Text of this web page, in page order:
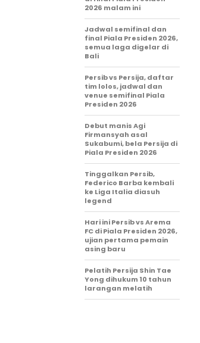
2026 malam ini
Jadwal semifinal dan
final Piala Presiden 2026,
semua laga digelar di
Bali
Persib vs Persija, daftar
tim lolos, jadwal dan
venue semifinal Piala
Presiden 2026
Debut manis Agi
Firmansyah asal
Sukabumi, bela Persija di
Piala Presiden 2026
Tinggalkan Persib,
Federico Barba kembali
ke Liga Italia diasuh
legend
Hari ini Persib vs Arema
FC di Piala Presiden 2026,
ujian pertama pemain
asing baru
Pelatih Persija Shin Tae
Yong dihukum 10 tahun
larangan melatih